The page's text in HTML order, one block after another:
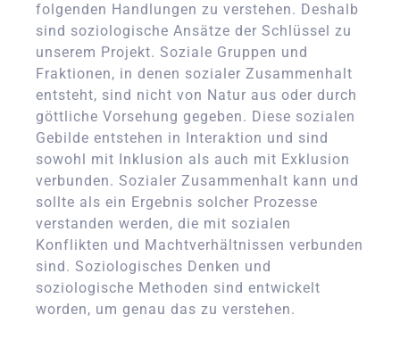
folgenden Handlungen zu verstehen. Deshalb
sind soziologische Ansätze der Schlüssel zu
unserem Projekt. Soziale Gruppen und
Fraktionen, in denen sozialer Zusammenhalt
entsteht, sind nicht von Natur aus oder durch
göttliche Vorsehung gegeben. Diese sozialen
Gebilde entstehen in Interaktion und sind
sowohl mit Inklusion als auch mit Exklusion
verbunden. Sozialer Zusammenhalt kann und
sollte als ein Ergebnis solcher Prozesse
verstanden werden, die mit sozialen
Konflikten und Machtverhältnissen verbunden
sind. Soziologisches Denken und
soziologische Methoden sind entwickelt
worden, um genau das zu verstehen.